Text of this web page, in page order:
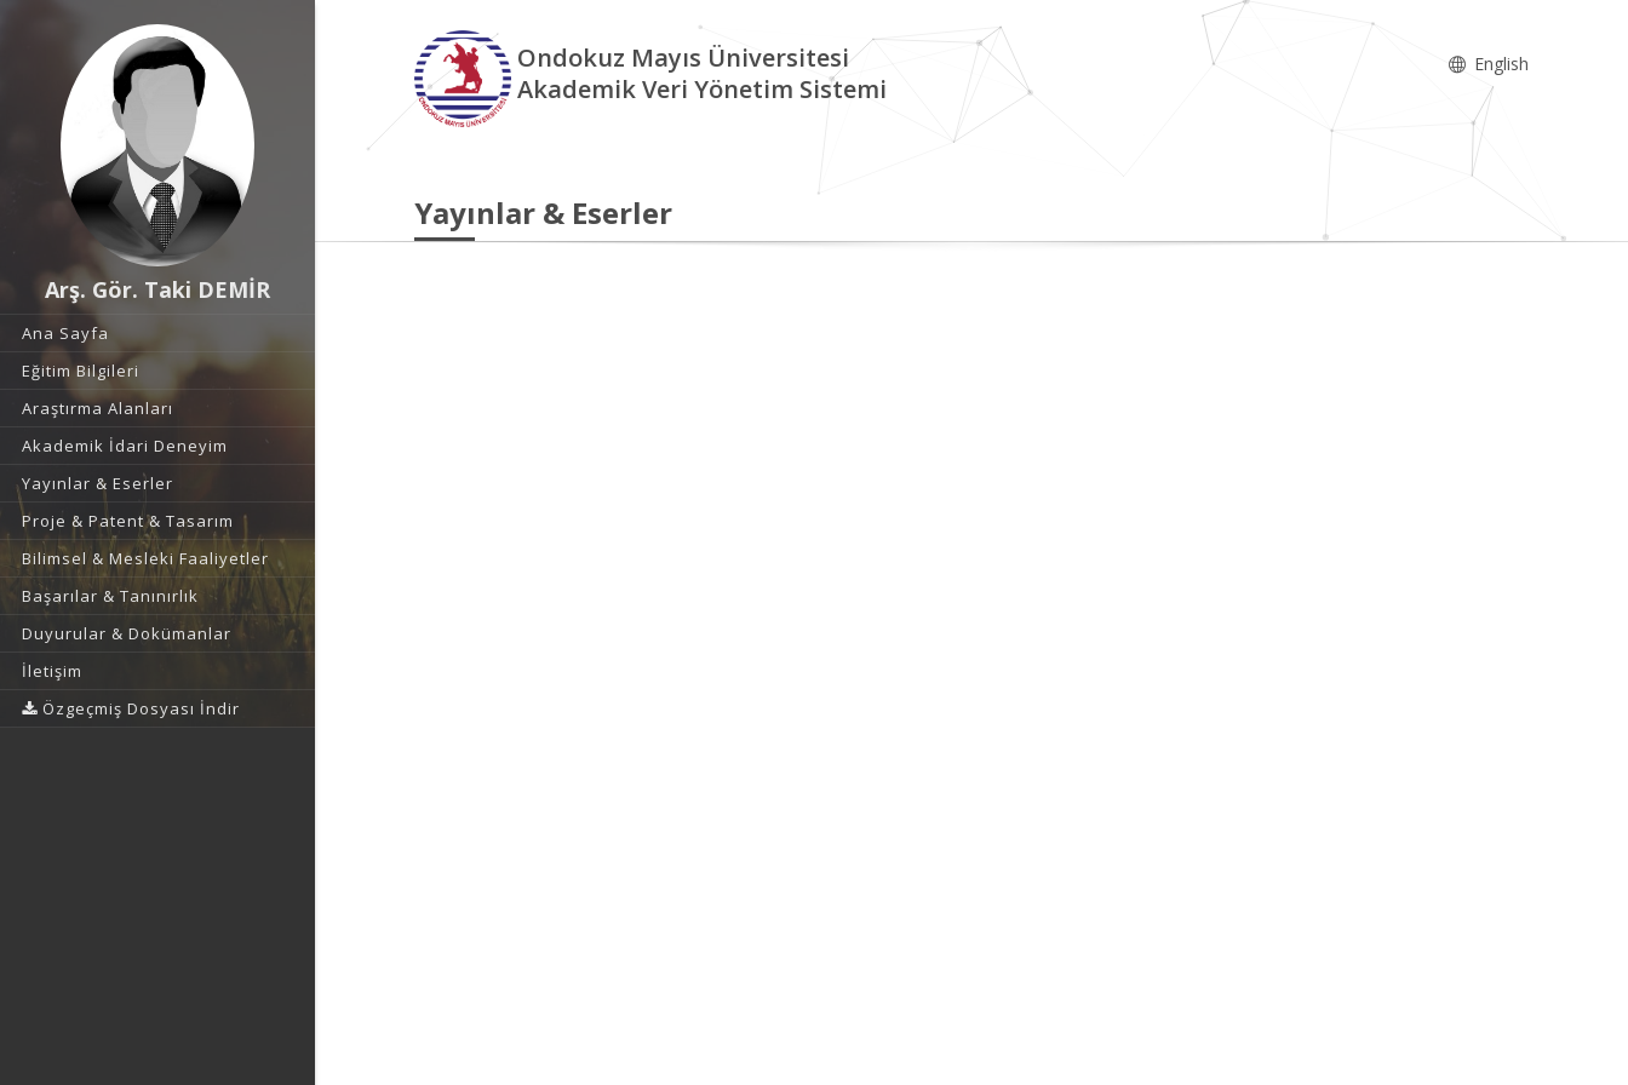
Arş. Gör. Taki DEMİR
Ana Sayfa
Eğitim Bilgileri
Araştırma Alanları
Akademik İdari Deneyim
Yayınlar & Eserler
Proje & Patent & Tasarım
Bilimsel & Mesleki Faaliyetler
Başarılar & Tanınırlık
Duyurular & Dokümanlar
İletişim
Özgeçmiş Dosyası İndir
Ondokuz Mayıs Üniversitesi
Akademik Veri Yönetim Sistemi
English
Yayınlar & Eserler